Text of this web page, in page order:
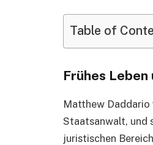
Table of
Frühes
Matthew Daddario
Staatsanwalt, und
juristischen